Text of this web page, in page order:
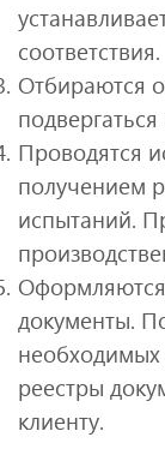
соответствия.
Отбираются
Проводятся
получением
испытаний.
документы.
реестры
клиенту.